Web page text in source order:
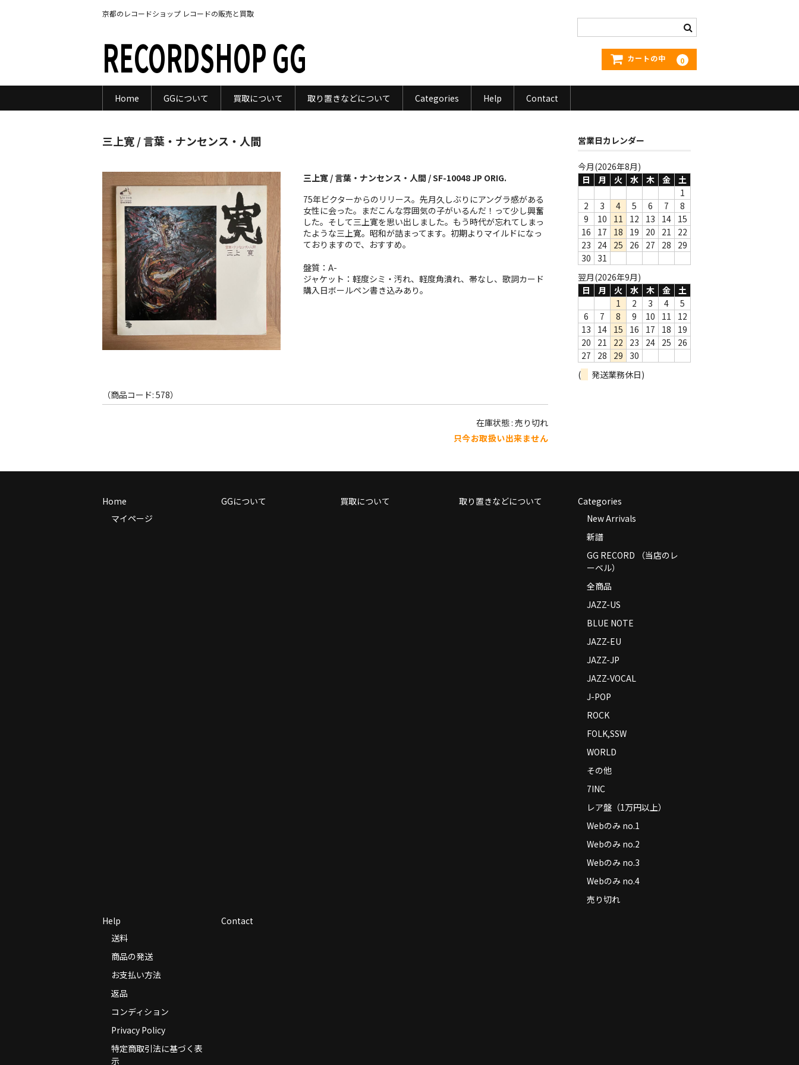
京都のレコードショップ レコードの販売と買取
RECORDSHOP GG カートの中 0
Home GGについて 買取について 取り置きなどについて Categories Help Contact
三上寛 / 言葉・ナンセンス・人間
三上寛 / 言葉・ナンセンス・人間 / SF-10048 JP ORIG.
75年ビクターからのリリース。先月久しぶりにアングラ感がある
女性に会った。まだこんな雰囲気の子がいるんだ！って少し興奮
した。そして三上寛を思い出しました。もう時代が忘れてしまっ
たような三上寛。昭和が詰まってます。初期よりマイルドになっ
ておりますので、おすすめ。
盤質：A-
ジャケット：軽度シミ・汚れ、軽度角潰れ、帯なし、歌詞カード
購入日ボールペン書き込みあり。
（商品コード: 578）
在庫状態 : 売り切れ
只今お取扱い出来ません
営業日カレンダー
今月(2026年8月)
日
月 火 水 木 金
土
1
2
3 4 5 6 7
8
9
10 11 12 13 14 15
16
17 18 19 20 21
22
23
24 25 26 27 28
29
30
31
翌月(2026年9月)
日
月 火 水 木 金
土
1
2 3 4
5
6
7 8 9 10 11
12
13
14 15 16 17 18
19
20
21 22 23 24 25
26
27
28 29
30
(
発送業務休日)
Home
マイページ
GGについて 買取について 取り置きなどについて
Categories
New Arrivals
新譜
GG RECORD （当店のレ
ーベル）
全商品
JAZZ-US
BLUE NOTE
JAZZ-EU
JAZZ-JP
JAZZ-VOCAL
J-POP
ROCK
FOLK,SSW
WORLD
その他
7INC
レア盤（1万円以上）
Webのみ no.1
Webのみ no.2
Webのみ no.3
Webのみ no.4
売り切れ
Help
送料
商品の発送
お支払い方法
返品
コンディション
Privacy Policy
特定商取引法に基づく表
示
Contact